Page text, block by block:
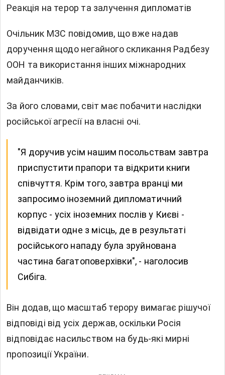
Реакція на терор та залучення дипломатів
Очільник МЗС повідомив, що вже надав
доручення щодо негайного скликання Радбезу
ООН та використання інших міжнародних
майданчиків.
За його словами, світ має побачити наслідки
російської агресії на власні очі.
"Я доручив усім нашим посольствам завтра
приспустити прапори та відкрити книги
співчуття. Крім того, завтра вранці ми
запросимо іноземний дипломатичний
корпус - усіх іноземних послів у Києві -
відвідати одне з місць, де в результаті
російського нападу була зруйнована
частина багатоповерхівки", - наголосив
Сибіга.
Він додав, що масштаб терору вимагає рішучої
відповіді від усіх держав, оскільки Росія
відповідає насильством на будь-які мирні
пропозиції України.